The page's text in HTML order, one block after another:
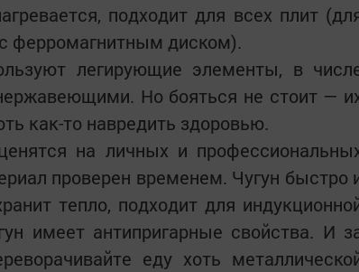
подходит для всех плит
ферромагнитным диском).
легирующие элементы, в
Но бояться не стоит —
как-то навредить здоровью.
на личных и
проверен временем. Чугун быстро
тепло, подходит для
имеет антипригарные свойства. И
еду хоть